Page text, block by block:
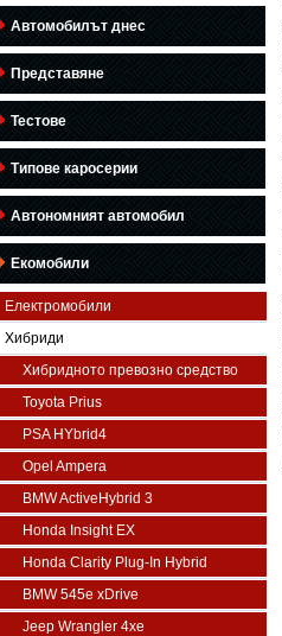
Автомобилът днес
Представяне
Тестове
Типове каросерии
Автономният автомобил
Екомобили
Електромобили
Хибриди
Хибридното превозно средство
Toyota Prius
PSA HYbrid4
Opel Ampera
BMW ActiveHybrid 3
Honda Insight EX
Honda Clarity Plug-In Hybrid
BMW 545e xDrive
Jeep Wrangler 4xe